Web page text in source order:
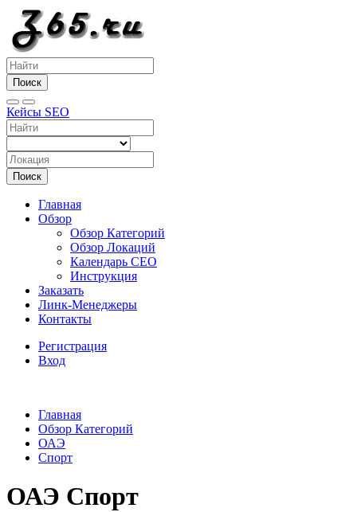
Поиск
Кейсы SEO
Поиск
Главная
Обзор
Обзор Категорий
Обзор Локаций
Календарь СЕО
Инструкция
Заказать
Линк-Менеджеры
Контакты
Регистрация
Вход
Главная
Обзор Категорий
ОАЭ
Спорт
ОАЭ Спорт